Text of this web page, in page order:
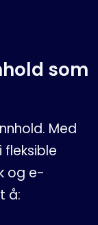
som
Med
fleksible
og e-
å: